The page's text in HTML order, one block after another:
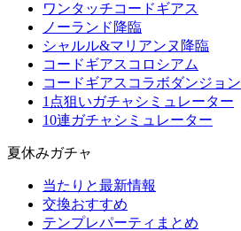
ワンタッチコードギアス
ノーランド降臨
シャルル&マリアンヌ降臨
コードギアスコロシアム
コードギアスコラボダンジョン
1点狙いガチャシミュレーター
10連ガチャシミュレーター
夏休みガチャ
当たりと最新情報
交換おすすめ
テンプレパーティまとめ